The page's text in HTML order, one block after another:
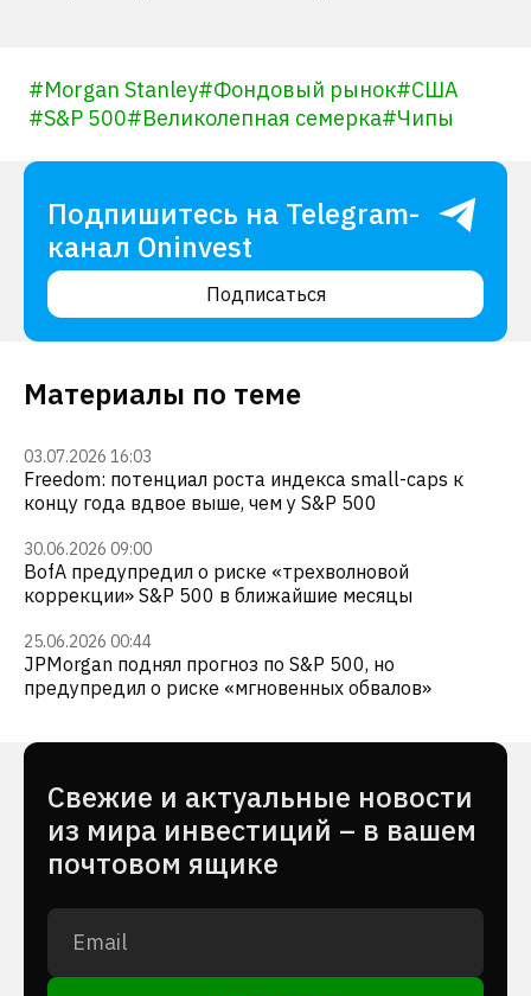
#Morgan Stanley#Фондовый рынок#США
#S&P 500#Великолепная семерка#Чипы
Подпишитесь на Telegram-
канал Oninvest
Подписаться
Материалы по теме
03.07.2026 16:03
Freedom: потенциал роста индекса small-caps к
концу года вдвое выше, чем у S&P 500
30.06.2026 09:00
BofA предупредил о риске «трехволновой
коррекции» S&P 500 в ближайшие месяцы
25.06.2026 00:44
JPMorgan поднял прогноз по S&P 500, но
предупредил о риске «мгновенных обвалов»
Cвежие и актуальные новости
из мира инвестиций – в вашем
почтовом ящике